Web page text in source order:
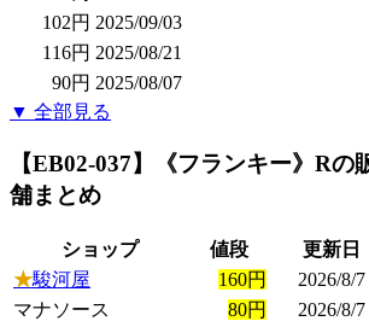
102円 2025/09/03
116円 2025/08/21
90円 2025/08/07
▼ 全部見る
【EB02-037】《フランキー》Rの
舗まとめ
ショップ 値段
更新日
★駿河屋 160円
2026/8/7
マナソース
80円
2026/8/7